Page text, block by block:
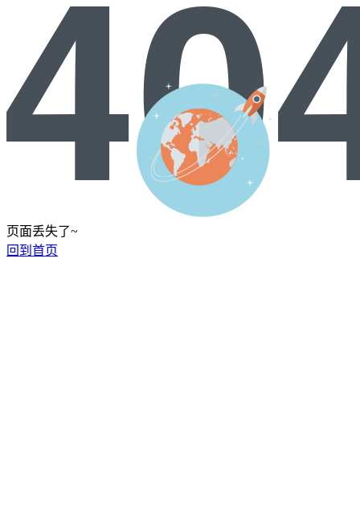
页面丢失了~
回到首页